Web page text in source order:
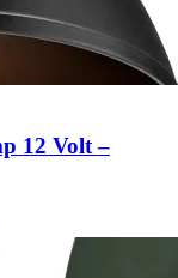
12 Volt –